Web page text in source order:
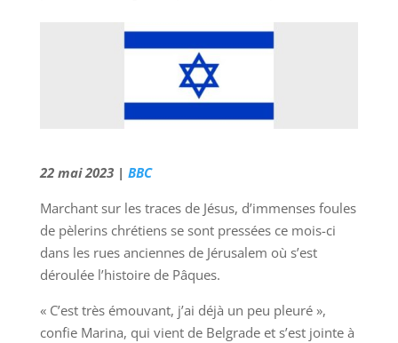
22 mai 2023 | BBC
Marchant sur les traces de Jésus, d’immenses foules
de pèlerins chrétiens se sont pressées ce mois-ci
dans les rues anciennes de Jérusalem où s’est
déroulée l’histoire de Pâques.
« C’est très émouvant, j’ai déjà un peu pleuré »,
confie Marina, qui vient de Belgrade et s’est jointe à